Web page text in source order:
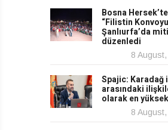
Bosna
“Filistin
Şanlıurfa’da
düzenledi
8
Spajic: Karadağ
arasındaki
olarak en
8